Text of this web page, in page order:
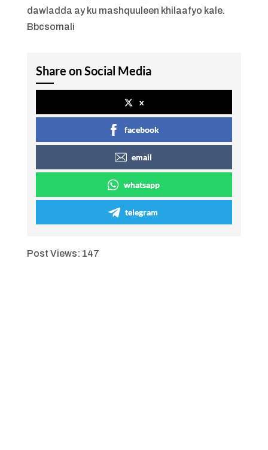
dawladda ay ku mashquuleen khilaafyo kale.
Bbcsomali
Share on Social Media
x
facebook
email
whatsapp
telegram
Post Views: 147